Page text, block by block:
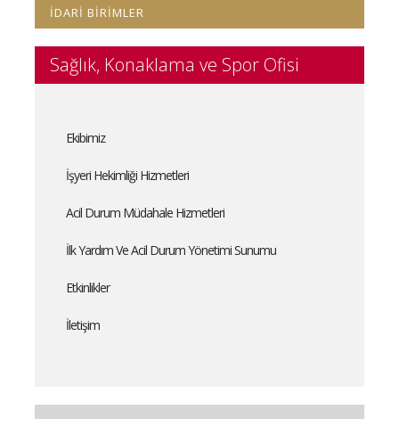
İDARİ BİRİMLER
Sağlık, Konaklama ve Spor Ofisi
Ekibimiz
İşyeri Hekimliği Hizmetleri
Acil Durum Müdahale Hizmetleri
İlk Yardım Ve Acil Durum Yönetimi Sunumu
Etkinlikler
İletişim